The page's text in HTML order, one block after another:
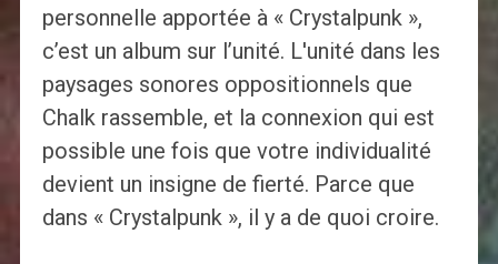
personnelle apportée à « Crystalpunk »,
c’est un album sur l’unité. L'unité dans les
paysages sonores oppositionnels que
Chalk rassemble, et la connexion qui est
possible une fois que votre individualité
devient un insigne de fierté. Parce que
dans « Crystalpunk », il y a de quoi croire.